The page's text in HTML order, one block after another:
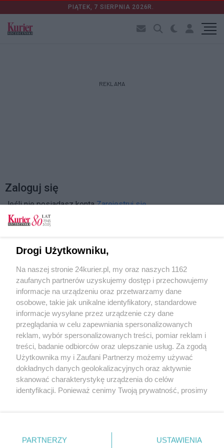
PIĄTEK, 7 SIERPNIA 2026R.
REKLAMA
Zaloguj się
Jeśli nie posiadasz kontaZarejestruj się
Zapamiętać?
Zaloguj
Zapomniałem hasła
Copyright © 2022 Kurier Szczeciński sp. z o.o.
Drogi Użytkowniku,
Na naszej stronie 24kurier.pl, my oraz naszych 1162
zaufanych partnerów uzyskujemy dostęp i przechowujemy
informacje na urządzeniu oraz przetwarzamy dane
osobowe, takie jak unikalne identyfikatory, standardowe
informacje wysyłane przez urządzenie czy dane
przeglądania w celu zapewniania spersonalizowanych
reklam, wybór spersonalizowanych treści, pomiar reklam i
treści, badanie odbiorców oraz ulepszanie usług. Za zgodą
Użytkownika my i Zaufani Partnerzy możemy używać
dokładnych danych geolokalizacyjnych oraz aktywnie
skanować charakterystykę urządzenia do celów
identyfikacji. Ponieważ cenimy Twoją prywatność, prosimy
prywatności znajdujący się w lewym dolnym rogu strony
. Niektóre rodzaje przetwarzania danych nie wymagają
PARTNERZY USTAWIENIA